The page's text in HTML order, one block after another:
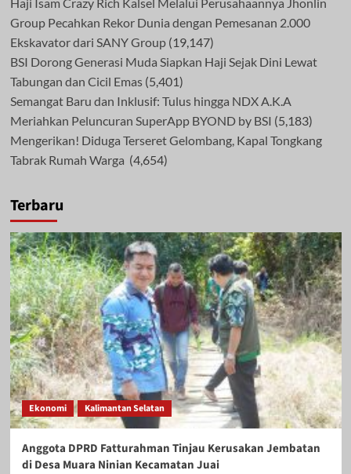
Group Pecahkan Rekor Dunia dengan Pemesanan 2.000
Ekskavator dari SANY Group (19,147)
BSI Dorong Generasi Muda Siapkan Haji Sejak Dini Lewat
Tabungan dan Cicil Emas (5,401)
Semangat Baru dan Inklusif: Tulus hingga NDX A.K.A
Meriahkan Peluncuran SuperApp BYOND by BSI (5,183)
Mengerikan! Diduga Terseret Gelombang, Kapal Tongkang
Tabrak Rumah Warga (4,654)
Terbaru
Ekonomi Kalimantan Selatan
Anggota DPRD Fatturahman Tinjau Kerusakan Jembatan
di Desa Muara Ninian Kecamatan Juai